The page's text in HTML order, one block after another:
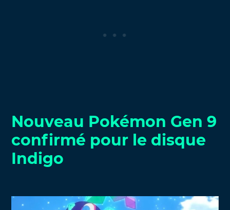
Nouveau Pokémon Gen 9
confirmé pour le disque
Indigo